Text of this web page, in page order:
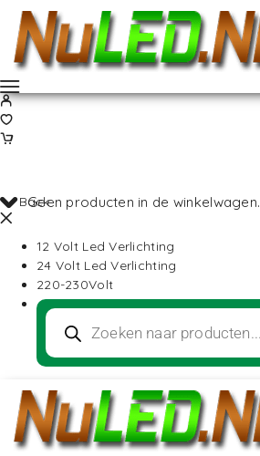
Geen producten in de winkelwagen.
Back
12 Volt Led Verlichting
24 Volt Led Verlichting
220-230Volt